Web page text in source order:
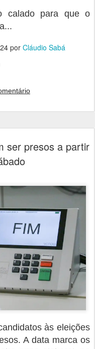
calado para que o
por Cláudio Sabá
ser presos a partir
às eleições
A data marca os